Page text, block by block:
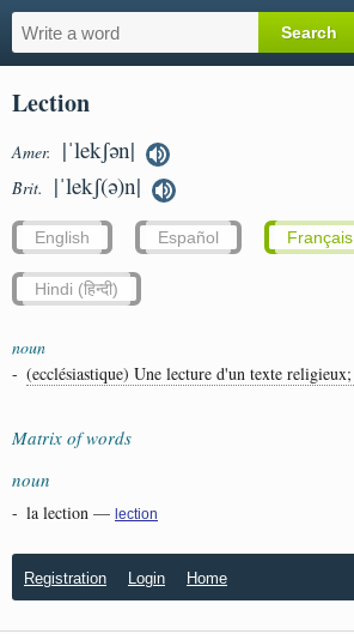
Lection
Amer. |ˈlekʃən|
Brit. |ˈlekʃ(ə)n|
English Español Français
Hindi (हिन्दी)
noun
- (ecclésiastique) Une lecture d'un texte religieux;
Matrix of words
noun
- la lection — lection
Registration Login Home